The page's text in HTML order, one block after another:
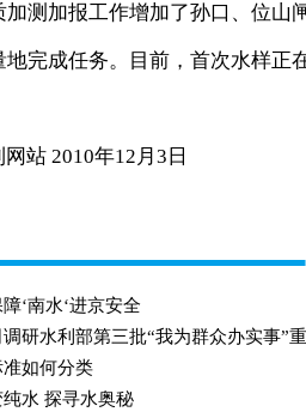
测加报工作增加了孙口、位
完成任务。目前，首次水样正
站 2010年12月3日
‘南水‘进京安全
调研水利部第三批“我为群众办实事”
准如何分类
水 探寻水奥秘